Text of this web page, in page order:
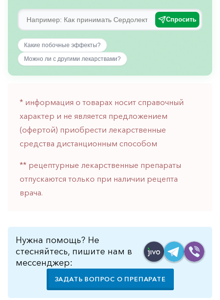
Пульмонология
Сердечные
Сосудистые
Ухо-
горло-
нос
Хирургия
Щитовидная
железа
Спросить
Какие побочные эффекты?
Можно ли с другими лекарствами?
* информация о товарах носит справочный
характер и не является предложением
(офертой) приобрести лекарственные
средства дистанционным способом
** рецептурные лекарственные препараты
отпускаются только при наличии рецепта
врача.
Нужна помощь? Не
стесняйтесь, пишите нам в
мессенджер:
ЗАДАТЬ ВОПРОС О ПРЕПАРАТЕ